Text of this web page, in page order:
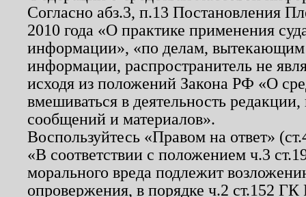
Согласно абз.3, п.13 Постановления
2010 года «О практике применения
информации», «по делам, вытекающим
информации, распространитель не
исходя из положений Закона РФ «О
вмешиваться в деятельность
сообщений и материалов».
Воспользуйтесь «Правом на ответ»
«В соответствии с положением ч.3
морального вреда подлежит
опровержения, в порядке ч.2 ст.152